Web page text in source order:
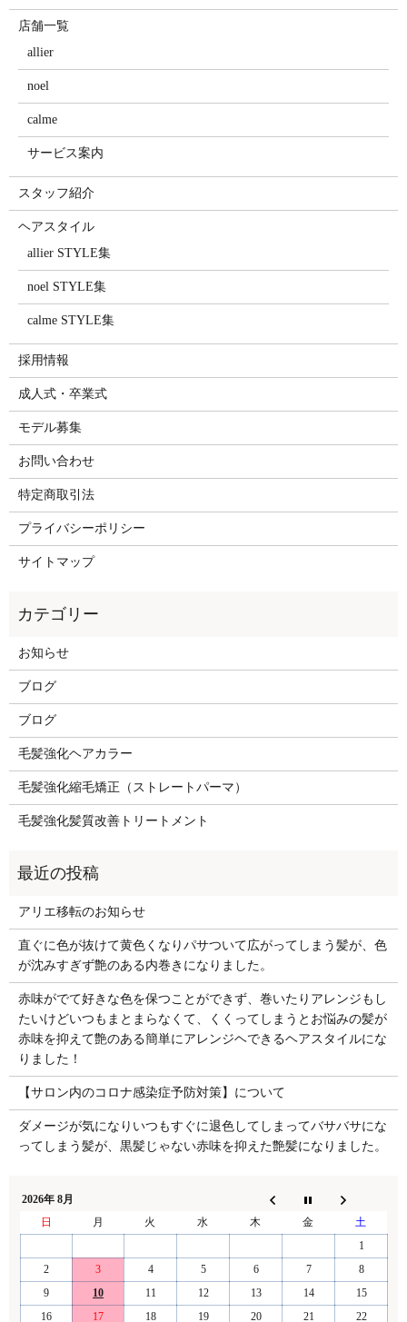
店舗一覧
allier
noel
calme
サービス案内
スタッフ紹介
ヘアスタイル
allier STYLE集
noel STYLE集
calme STYLE集
採用情報
成人式・卒業式
モデル募集
お問い合わせ
特定商取引法
プライバシーポリシー
サイトマップ
お知らせ
ブログ
ブログ
毛髪強化ヘアカラー
毛髪強化縮毛矯正（ストレートパーマ）
毛髪強化髪質改善トリートメント
アリエ移転のお知らせ
直ぐに色が抜けて黄色くなりパサついて広がってしまう髪が、色
が沈みすぎず艶のある内巻きになりました。
赤味がでて好きな色を保つことができず、巻いたりアレンジもし
たいけどいつもまとまらなくて、くくってしまうとお悩みの髪が
赤味を抑えて艶のある簡単にアレンジヘできるヘアスタイルにな
りました！
【サロン内のコロナ感染症予防対策】について
ダメージが気になりいつもすぐに退色してしまってバサバサにな
ってしまう髪が、黒髪じゃない赤味を抑えた艶髪になりました。
2026年 8月
日
月 火 水 木 金
土
1
2
3 4 5 6 7
8
9
10 11 12 13 14
15
16
17 18 19 20 21 22